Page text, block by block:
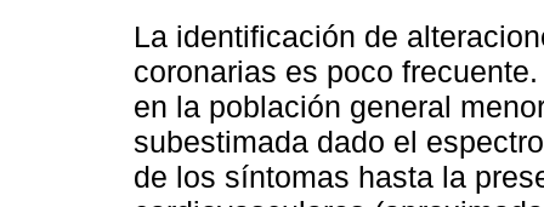
La identificación de
coronarias es poco
en la población general
subestimada dado el
de los síntomas hasta la